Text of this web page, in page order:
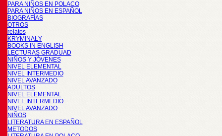
PARA NIÑOS EN POLACO
PARA NIÑOS EN ESPAÑOL
BIOGRAFÍAS
OTROS
relatos
KRYMINAŁY
BOOKS IN ENGLISH
LECTURAS GRADUAD
NIÑOS Y JÓVENES
NIVEL ELEMENTAL
NIVEL INTERMEDIO
NIVEL AVANZADO
ADULTOS
NIVEL ELEMENTAL
NIVEL INTERMEDIO
NIVEL AVANZADO
NIÑOS
LITERATURA EN ESPAÑOL
METODOS